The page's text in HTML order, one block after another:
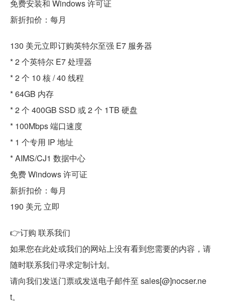
免费安装和 Windows 许可证
新折扣价：每月
130 美元立即订购英特尔至强 E7 服务器
* 2 个英特尔 E7 处理器
* 2 个 10 核 / 40 线程
* 64GB 内存
* 2 个 400GB SSD 或 2 个 1TB 硬盘
* 100Mbps 端口速度
* 1 个专用 IP 地址
* AIMS/CJ1 数据中心
免费 Windows 许可证
新折扣价：每月
190 美元 立即
👉订购 联系我们
如果您在此处或我们的网站上没有看到您需要的内容，请
随时联系我们寻求定制计划。
请向我们发送门票或发送电子邮件至 sales[@]nocser.ne
t。